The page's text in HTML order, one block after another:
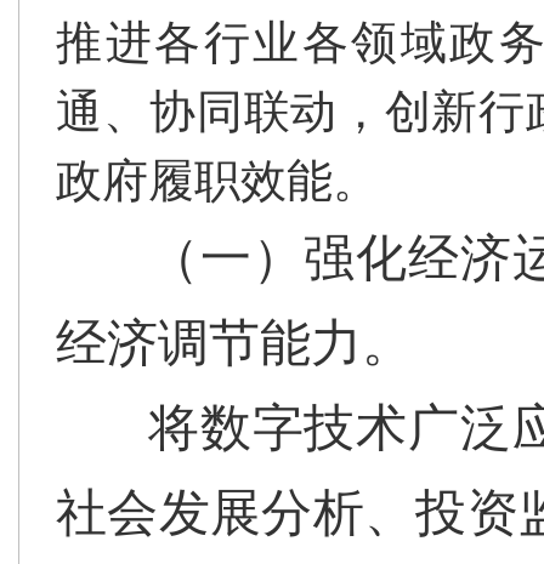
推进各行业各领域政
通、协同联动，创新
政府履职效能。
（一）强化经
经济调节能力。
将数字技术广泛
社会发展分析、投资